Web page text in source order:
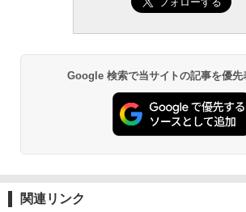
Google 検索で当サイトの記事を優先
関連リンク